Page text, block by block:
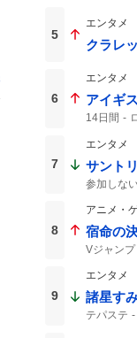
5
エンタメ
クラレ
6
エンタメ
アイギス
14日間
7
エンタメ
サント
参加しな
8
アニメ・
宿命の
Vジャンプ
9
エンタメ
諸星す
テパステ